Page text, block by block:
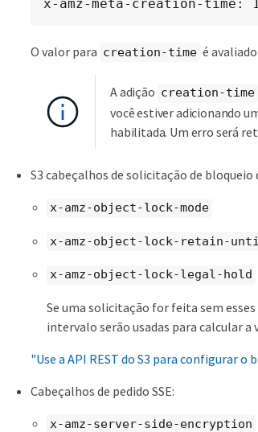
x-amz-meta-creation-time:
O valor para creation-time é
A adição creation-time
você estiver adicionando
habilitada. Um erro será
S3 cabeçalhos de solicitação de bloqueio
x-amz-object-lock-mode
x-amz-object-lock-retain-
x-amz-object-lock-legal-hold
Se uma solicitação for feita sem
intervalo serão usadas para calcular
"Use a API REST do S3 para configurar o
Cabeçalhos de pedido SSE:
x-amz-server-side-encryption